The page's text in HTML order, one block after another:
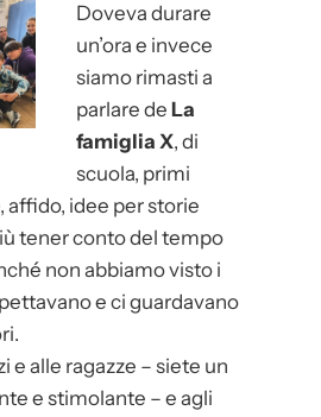
e
f
d
a
r
d
o
Doveva durare
un’ora e invece
siamo rimasti a
parlare de La
famiglia X, di
scuola, primi
affido, idee per storie
tener conto del tempo
non abbiamo visto i
e ci guardavano
e alle ragazze – siete un
e stimolante – e agli